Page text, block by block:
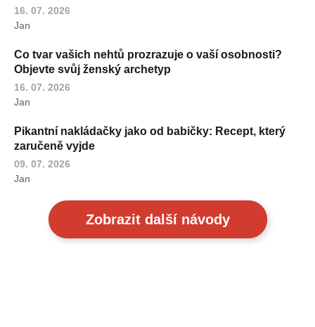
16. 07. 2026
Jan
Co tvar vašich nehtů prozrazuje o vaší osobnosti?
Objevte svůj ženský archetyp
16. 07. 2026
Jan
Pikantní nakládačky jako od babičky: Recept, který
zaručeně vyjde
09. 07. 2026
Jan
Zobrazit další návody